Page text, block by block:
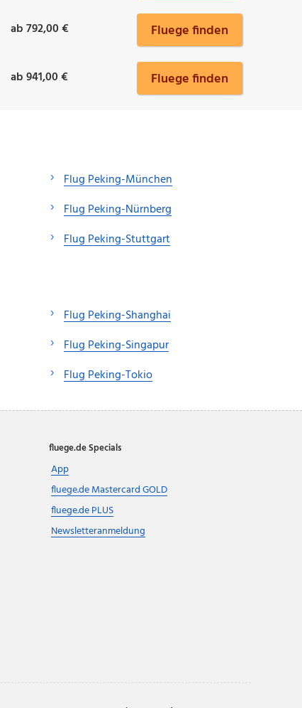
ab 792,00 € Fluege finden
ab 941,00 € Fluege finden
Flug Peking-München
Flug Peking-Nürnberg
Flug Peking-Stuttgart
Flug Peking-Shanghai
Flug Peking-Singapur
Flug Peking-Tokio